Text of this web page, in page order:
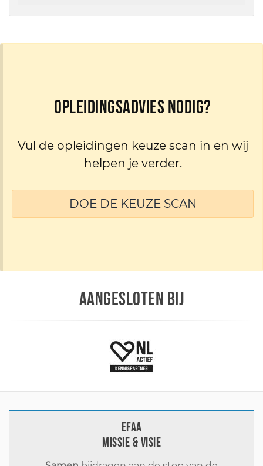
Opleidingsadvies nodig?
Vul de opleidingen keuze scan in en wij
helpen je verder.
DOE DE KEUZE SCAN
AANGESLOTEN BIJ
EFAA
Missie & visie